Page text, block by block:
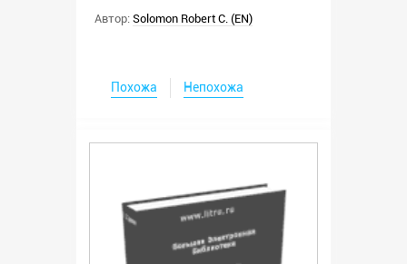
Автор: Solomon Robert C. (EN)
Похожа Непохожа